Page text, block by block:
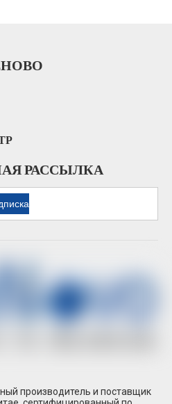
РАССЫЛКА
производитель и поставщик